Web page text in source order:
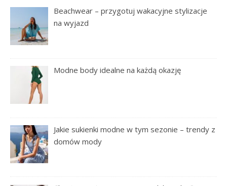
Beachwear – przygotuj wakacyjne stylizacje
na wyjazd
Modne body idealne na każdą okazję
Jakie sukienki modne w tym sezonie – trendy z
domów mody